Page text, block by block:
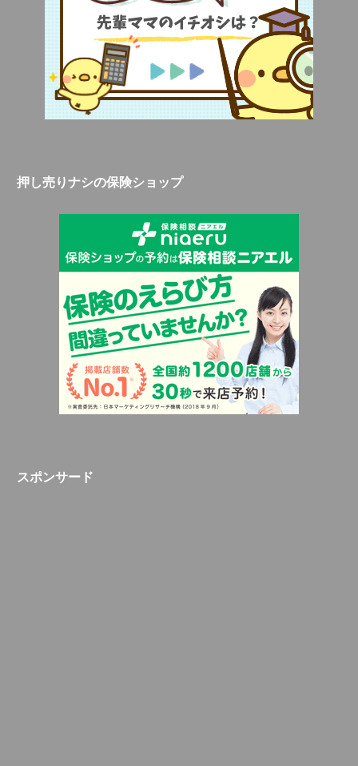
押し売りナシの保険ショップ
スポンサード